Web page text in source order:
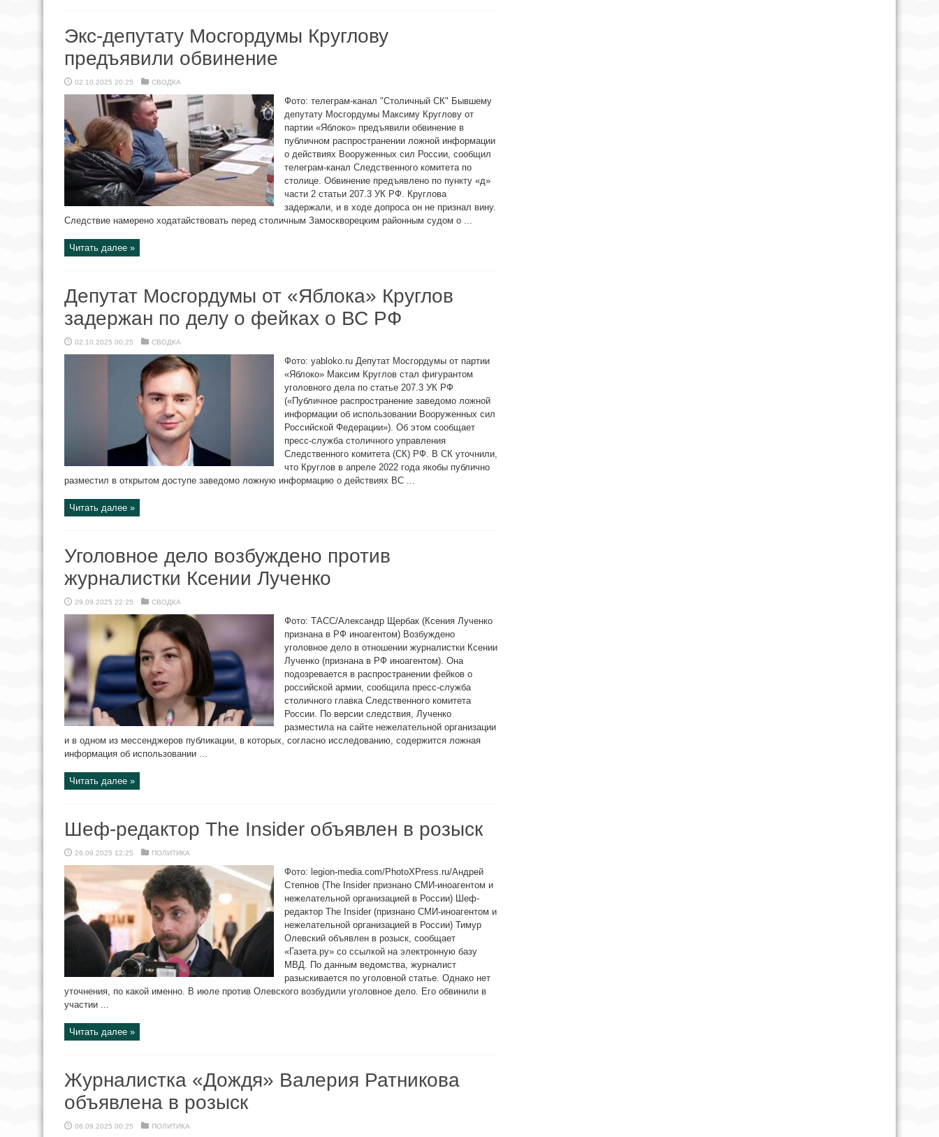
Экс-депутату Мосгордумы Круглову
предъявили обвинение
02.10.2025 20:25 СВОДКА
Фото: телеграм-канал "Столичный СК" Бывшему
депутату Мосгордумы Максиму Круглову от
партии «Яблоко» предъявили обвинение в
публичном распространении ложной информации
о действиях Вооруженных сил России, сообщил
телеграм-канал Следственного комитета по
столице. Обвинение предъявлено по пункту «д»
части 2 статьи 207.3 УК РФ. Круглова
задержали, и в ходе допроса он не признал вину.
Следствие намерено ходатайствовать перед столичным Замоскворецким районным судом о ...
Читать далее »
Депутат Мосгордумы от «Яблока» Круглов
задержан по делу о фейках о ВС РФ
02.10.2025 00:25 СВОДКА
Фото: yabloko.ru Депутат Мосгордумы от партии
«Яблоко» Максим Круглов стал фигурантом
уголовного дела по статье 207.3 УК РФ
(«Публичное распространение заведомо ложной
информации об использовании Вооруженных сил
Российской Федерации»). Об этом сообщает
пресс-служба столичного управления
Следственного комитета (СК) РФ. В СК уточнили,
что Круглов в апреле 2022 года якобы публично
разместил в открытом доступе заведомо ложную информацию о действиях ВС ...
Читать далее »
Уголовное дело возбуждено против
журналистки Ксении Лученко
29.09.2025 22:25 СВОДКА
Фото: ТАСС/Александр Щербак (Ксения Лученко
признана в РФ иноагентом) Возбуждено
уголовное дело в отношении журналистки Ксении
Лученко (признана в РФ иноагентом). Она
подозревается в распространении фейков о
российской армии, сообщила пресс-служба
столичного главка Следственного комитета
России. По версии следствия, Лученко
разместила на сайте нежелательной организации
и в одном из мессенджеров публикации, в которых, согласно исследованию, содержится ложная
информация об использовании ...
Читать далее »
Шеф-редактор The Insider объявлен в розыск
26.09.2025 12:25 ПОЛИТИКА
Фото: legion-media.com/PhotoXPress.ru/Андрей
Степнов (The Insider признано СМИ-иноагентом и
нежелательной организацией в России) Шеф-
редактор The Insider (признано СМИ-иноагентом и
нежелательной организацией в России) Тимур
Олевский объявлен в розыск, сообщает
«Газета.ру» со ссылкой на электронную базу
МВД. По данным ведомства, журналист
разыскивается по уголовной статье. Однако нет
уточнения, по какой именно. В июле против Олевского возбудили уголовное дело. Его обвинили в
участии ...
Читать далее »
Журналистка «Дождя» Валерия Ратникова
объявлена в розыск
06.09.2025 00:25 ПОЛИТИКА